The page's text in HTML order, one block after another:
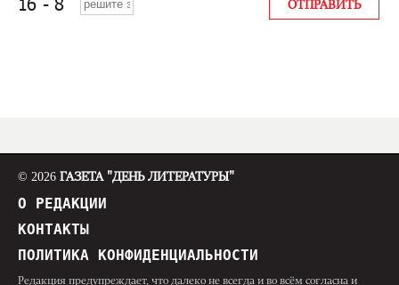
© 2026 ГАЗЕТА "ДЕНЬ ЛИТЕРАТУРЫ"
О РЕДАКЦИИ
КОНТАКТЫ
ПОЛИТИКА КОНФИДЕНЦИАЛЬНОСТИ
Редакция предупреждает, что далеко не всегда и во всём согласна и